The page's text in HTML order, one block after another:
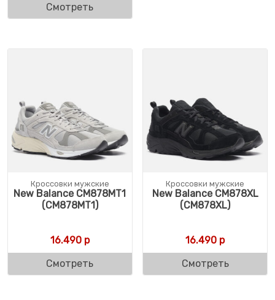
Смотреть
Кроссовки мужские
New Balance CM878MT1
(CM878MT1)
16.490р
Смотреть
Кроссовки мужские
New Balance CM878XL
(CM878XL)
16.490 р
Смотреть